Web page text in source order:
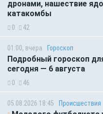
дронами, нашествие
катакомбы
0 42
01:00, вчера Гороскоп
Подробный гороскоп
сегодня — 6 августа
0 46
05.08.2026 18:45 Происшествия